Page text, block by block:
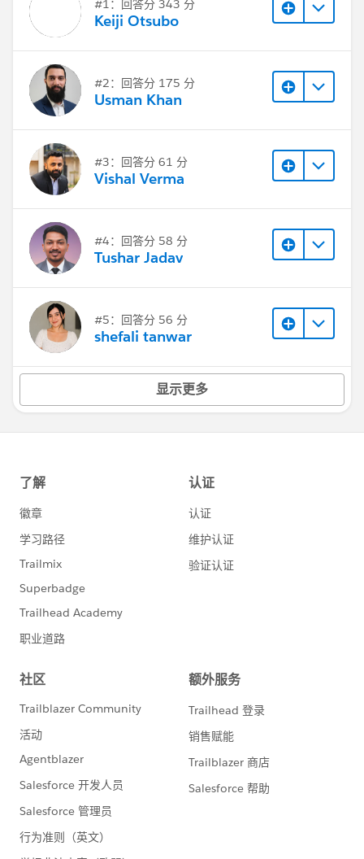
#1：回答分 343 分
Keiji Otsubo
#2：回答分 175 分
Usman Khan
#3：回答分 61 分
Vishal Verma
#4：回答分 58 分
Tushar Jadav
#5：回答分 56 分
shefali tanwar
显示更多